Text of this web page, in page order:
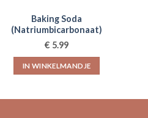
Baking Soda
(Natriumbicarbonaat)
€ 5.99
IN WINKELMANDJE